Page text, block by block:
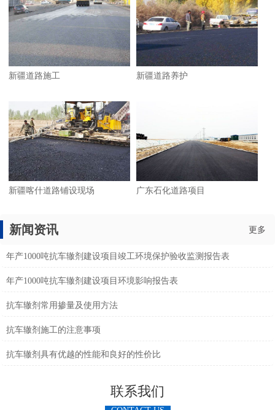
新疆道路施工 新疆道路养护
新疆喀什道路铺设现场 广东石化道路项目
新闻资讯 更多
年产1000吨抗车辙剂建设项目竣工环境保护验收监测报告表
年产1000吨抗车辙剂建设项目环境影响报告表
抗车辙剂常用掺量及使用方法
抗车辙剂施工的注意事项
抗车辙剂具有优越的性能和良好的性价比
联系我们